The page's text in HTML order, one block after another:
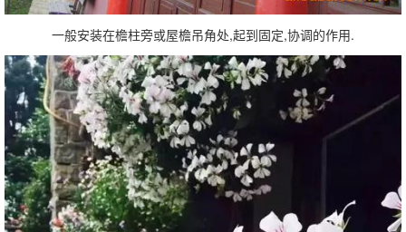
一般安装在檐柱旁或屋檐吊角处,起到固定,协调的作用.